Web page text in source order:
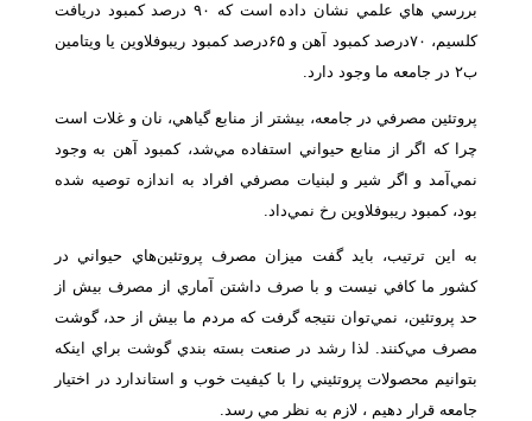
بررسي هاي علمي نشان داده است كه ۹۰ درصد كمبود دريافت
كلسيم، ۷۰‌درصد كمبود آهن و ۶۵درصد كمبود ريبوفلاوين يا ويتامين
ب۲ در جامعه ما وجود دارد.
پروتئين مصرفي در جامعه، بيشتر از منابع گياهي، نان و غلات است
چرا كه اگر از منابع حيواني استفاده مي‌شد، كمبود آهن به وجود
نمي‌آمد و اگر شير و لبنيات مصرفي افراد به اندازه توصيه شده
بود، كمبود ريبوفلاوين رخ نمي‌داد.
به اين ترتيب، بايد گفت ميزان مصرف پروتئين‌هاي حيواني در
كشور ما كافي نيست و با صرف داشتن آماري از مصرف بيش از
حد پروتئين، نمي‌توان نتيجه گرفت كه مردم ما بيش از حد، گوشت
مصرف مي‌كنند. لذا رشد در صنعت بسته بندي گوشت براي اينكه
بتوانيم محصولات پروتئيني را با كيفيت خوب و استاندارد در اختيار
جامعه قرار دهيم ، لازم به نظر مي رسد.